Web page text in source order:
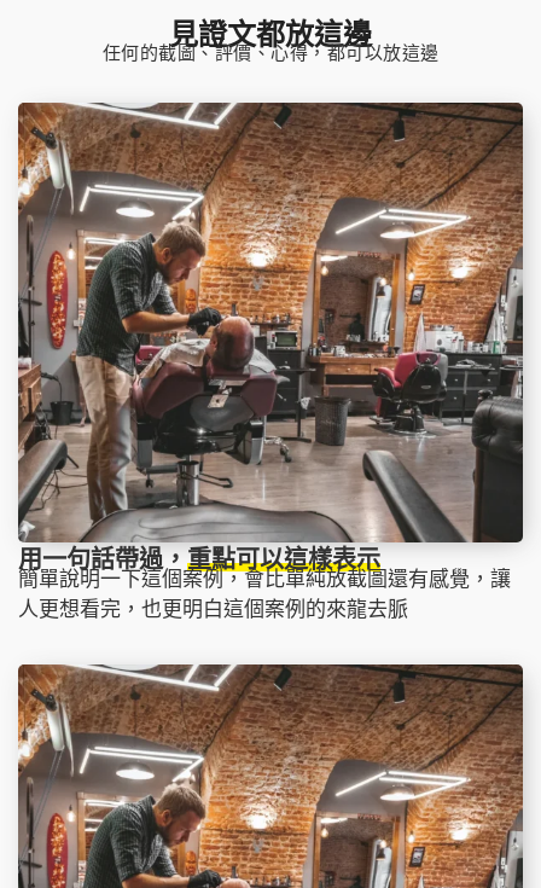
見證文都放這邊
任何的截圖、評價、心得，都可以放這邊
用一句話帶過， 重點可以這樣表示
簡單說明一下這個案例，會比單純放截圖還有感覺，讓
人更想看完，也更明白這個案例的來龍去脈